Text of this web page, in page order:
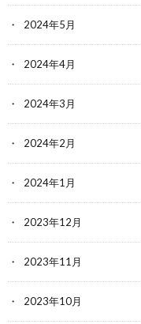
2024年5月
2024年4月
2024年3月
2024年2月
2024年1月
2023年12月
2023年11月
2023年10月